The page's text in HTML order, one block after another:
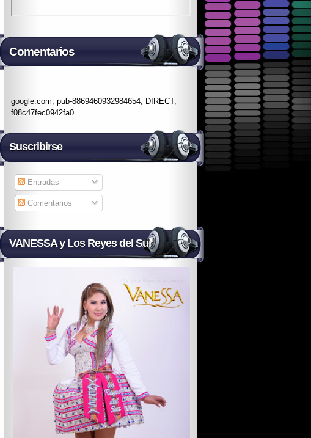
Comentarios
google.com, pub-8869460932984654, DIRECT,
f08c47fec0942fa0
Suscribirse
Entradas
Comentarios
VANESSA y Los Reyes del Sur